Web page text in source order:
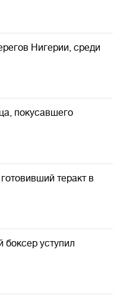
Нигерии, среди
покусавшего
теракт в
боксер уступил